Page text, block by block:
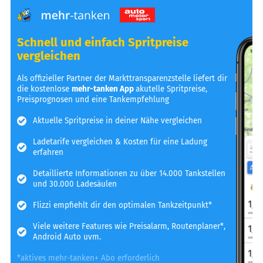
Schnell und einfach Spritpreise
vergleichen
Als offizieller Partner der Markttransparenzstelle liefert dir
die kostenlosemehr-tanken Appakutelle Spritpreise,
Preisprognosen und eine Tankempfehlung
Aktuelle Spritpreise in deiner Nähe vergleichen
Ladetarife vergleichen & Kosten für eine Ladung
erfahren
Detaillierte Informationen zu über 14.000 Tankstellen
und 30.000 Ladesäulen
Flizzi empfiehlt dir den optimalen Tankzeitpunkt*
Viele weitere Features wie Preisalarm, Routenplaner*,
Android Auto uvm.
*aktives mehr-tanken+ Abo erforderlich